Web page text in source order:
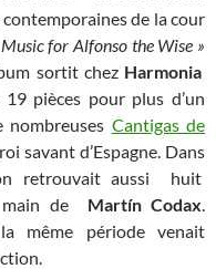
de la cour
Music for Alfonso the Wise »
sortit chez Harmonia
pièces pour plus d’un
nombreuses Cantigas de
savant d’Espagne. Dans
retrouvait aussi huit
main de Martín Codax
même période venait